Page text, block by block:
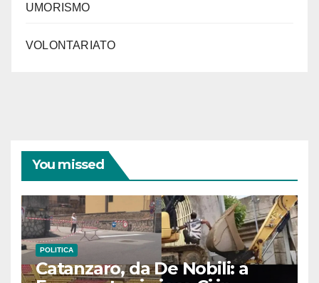
UMORISMO
VOLONTARIATO
You missed
POLITICA
Catanzaro, da De Nobili: a